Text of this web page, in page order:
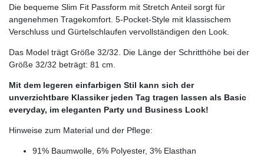
Die bequeme Slim Fit Passform mit Stretch Anteil sorgt für
angenehmen Tragekomfort. 5-Pocket-Style mit klassischem
Verschluss und Gürtelschlaufen vervollständigen den Look.
Das Model trägt Größe 32/32. Die Länge der Schritthöhe bei der
Größe 32/32 beträgt: 81 cm.
Mit dem legeren einfarbigen Stil kann sich der
unverzichtbare Klassiker jeden Tag tragen lassen als Basic
everyday, im eleganten Party und Business Look!
Hinweise zum Material und der Pflege:
91% Baumwolle, 6% Polyester, 3% Elasthan